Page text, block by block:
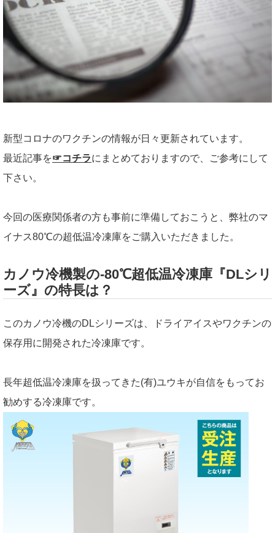
新型コロナのワクチンの情報が日々更新されています。
最近記事を☞コチラにまとめておりますので、ご参考にして
下さい。
今回の医療関係者の方も事前に準備しておこうと、弊社のマ
イナス80℃の超低温冷凍庫をご購入いただきました。
カノウ冷機製の-80℃超低温冷凍庫『DLシリ
ーズ』の特長は？
このカノウ冷機のDLシリーズは、ドライアイスやワクチンの
保存用に開発された冷凍庫です。
長年超低温冷凍庫を扱ってきた(有)ユウキが自信をもってお
勧めする冷凍庫です。